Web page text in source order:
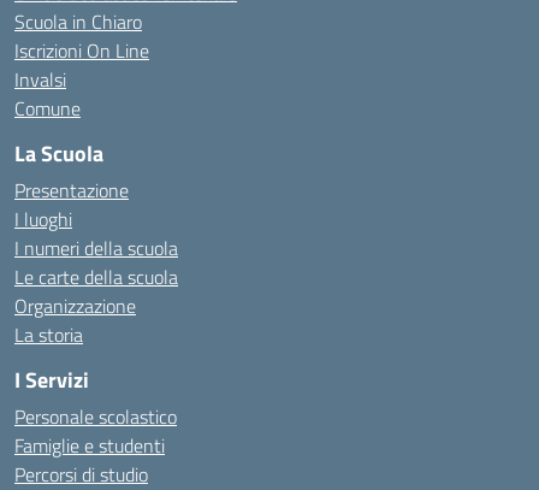
Scuola in Chiaro
Iscrizioni On Line
Invalsi
Comune
La Scuola
Presentazione
I luoghi
I numeri della scuola
Le carte della scuola
Organizzazione
La storia
I Servizi
Personale scolastico
Famiglie e studenti
Percorsi di studio